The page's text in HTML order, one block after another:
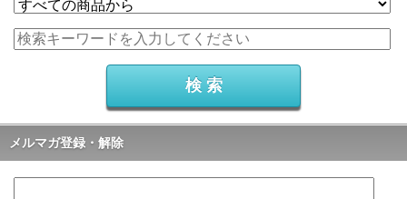
メルマガ登録・解除